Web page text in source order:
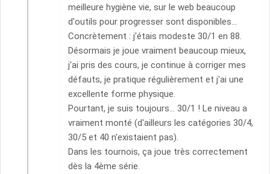
meilleure hygiène vie, sur le web beaucoup
d'outils pour progresser sont disponibles...
Concrètement : j'étais modeste 30/1 en 88.
Désormais je joue vraiment beaucoup mieux,
j'ai pris des cours, je continue à corriger mes
défauts, je pratique régulièrement et j'ai une
excellente forme physique.
Pourtant, je suis toujours... 30/1 ! Le niveau a
vraiment monté (d'ailleurs les catégories 30/4,
30/5 et 40 n'existaient pas).
Dans les tournois, ça joue très correctement
dès la 4ème série.